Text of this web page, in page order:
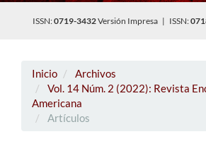
ISSN:0719-3432Versión Impresa | ISSN:
Inicio
Archivos
Vol. 14 Núm. 2 (2022): Revista
Americana
Artículos